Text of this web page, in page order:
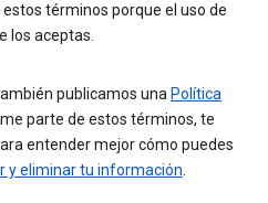
términos porque el uso de
los aceptas.
publicamos una Política
parte de estos términos, te
entender mejor cómo puedes
y eliminar tu información.